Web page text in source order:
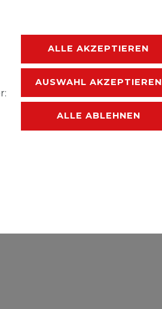
WUNSCHLISTE
* inkl. ges. MwSt. zzgl.
ALLE AKZEPTIEREN
AUSWAHL AKZEPTIEREN
ALLE ABLEHNEN